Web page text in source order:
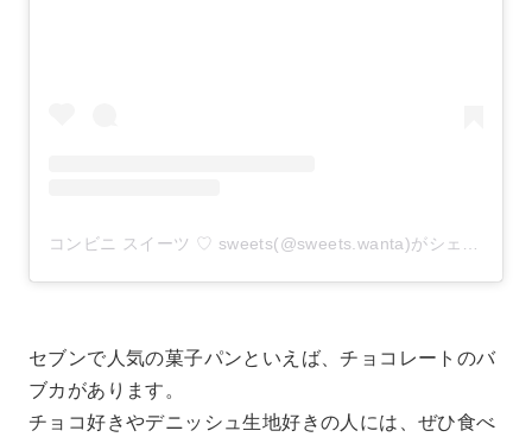
コンビニ スイーツ ♡ sweets(@sweets.wanta)がシェアした投稿
セブンで人気の菓子パンといえば、チョコレートのバ
ブカがあります。
チョコ好きやデニッシュ生地好きの人には、ぜひ食べ